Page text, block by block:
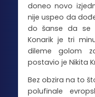
doneo novo
nije uspeo da
do šanse da se
Konarik je tri
dileme golom
postavio je Nikita
Bez obzira na to
polufinale